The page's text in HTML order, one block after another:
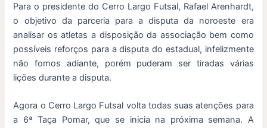
Para o presidente do Cerro Largo Futsal, Rafael Arenhardt,
o objetivo da parceria para a disputa da noroeste era
analisar os atletas a disposição da associação bem como
possíveis reforços para a disputa do estadual, infelizmente
não fomos adiante, porém puderam ser tiradas várias
lições durante a disputa.
Agora o Cerro Largo Futsal volta todas suas atenções para
a 6ª Taça Pomar, que se inicia na próxima semana. A